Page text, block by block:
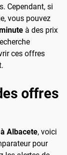
Cependant, si
vous pouvez
à des prix
ces offres
offres
Albacete, voici
pour